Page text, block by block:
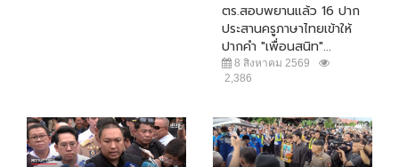
ตร.สอบพยานแล้ว 16 ปาก
ประสานครูภาษาไทยเข้าให้
ปากคำ "เพื่อนสนิท"...
8 สิงหาคม 2569
2,386